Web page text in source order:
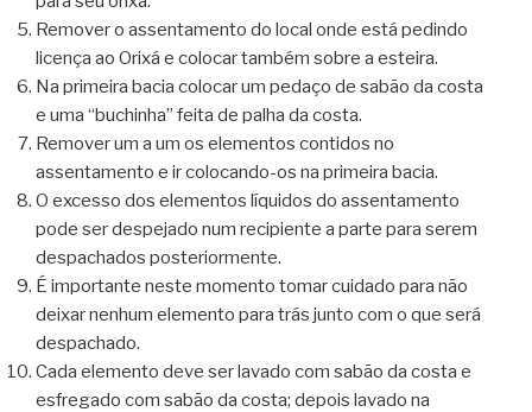
Remover o assentamento do local onde está pedindo
licença ao Orixá e colocar também sobre a esteira.
Na primeira bacia colocar um pedaço de sabão da costa
e uma “buchinha” feita de palha da costa.
Remover um a um os elementos contidos no
assentamento e ir colocando-os na primeira bacia.
O excesso dos elementos líquidos do assentamento
pode ser despejado num recipiente a parte para serem
despachados posteriormente.
É importante neste momento tomar cuidado para não
deixar nenhum elemento para trás junto com o que será
despachado.
Cada elemento deve ser lavado com sabão da costa e
esfregado com sabão da costa; depois lavado na